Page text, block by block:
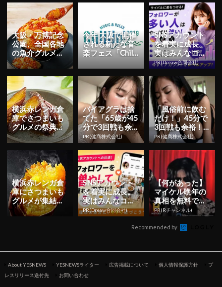
大阪・万博記念
公園、全国各地
の魚介グルメが
堪能できる「魚
ジャパンフェ
ス」が10月...
今年 大阪で開催
される新たな音
楽フェス「Chilli
SNSアカウント
を着実に成長。
実はみんなココ
使ってます。
PR(Dreaw合同会社)
横浜赤レンガ倉
庫でさつまいも
グルメの祭典
「横浜おいも万
博2024」が10
月18日...
バイアグラは捨
てた「65歳が45
分で3回戦も余
裕」1日31円で
朝まで絶好調！
PR(健商株式会社)
「風俗前に飲む
だけ！」45分で
3回戦も余裕！9
80円で朝まで絶
好調
PR(健商株式会社)
横浜赤レンガ倉
庫にさつまいも
グルメが集結！
「横浜おいも万
博2025」が10
SNSアカウント
を着実に成長。
実はみんなココ
使ってます。
PR(Dreaw合同会社)
【何があった】
マイケル晩年の
真相を無料で見
るならRチャン
PR(Rチャンネル)
Recommended by
About YESNEWS YESNEWSライター 広告掲載について 個人情報保護方針
プ
レスリリース送付先
お問い合わせ